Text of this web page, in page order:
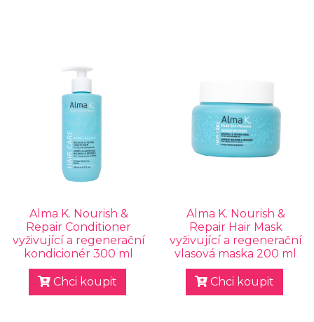
Alma K. Nourish &
Repair Conditioner
vyživující a regenerační
kondicionér 300 ml
Chci koupit
Alma K. Nourish &
Repair Hair Mask
vyživující a regenerační
vlasová maska 200 ml
Chci koupit